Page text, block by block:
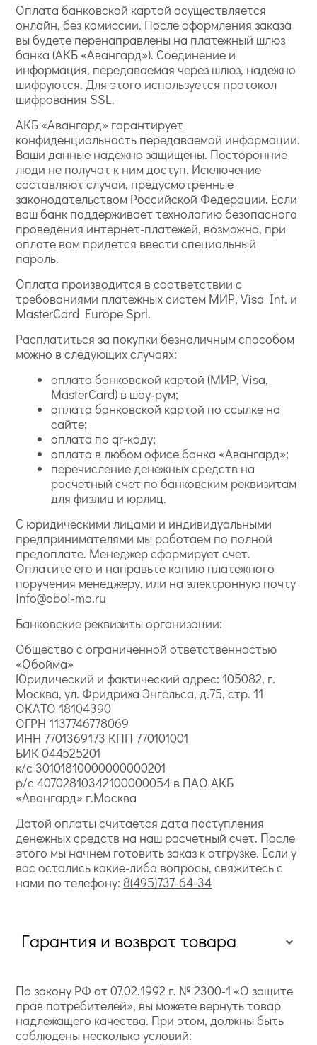
Оплата банковской картой осуществляется
онлайн, без комиссии. После оформления заказа
вы будете перенаправлены на платежный шлюз
банка (АКБ «Авангард»). Соединение и
информация, передаваемая через шлюз, надежно
шифруются. Для этого используется протокол
шифрования SSL.
АКБ «Авангард» гарантирует
конфиденциальность передаваемой информации.
Ваши данные надежно защищены. Посторонние
люди не получат к ним доступ. Исключение
составляют случаи, предусмотренные
законодательством Российской Федерации. Если
ваш банк поддерживает технологию безопасного
проведения интернет-платежей, возможно, при
оплате вам придется ввести специальный
пароль.
Оплата производится в соответствии с
требованиями платежных систем МИР, Visa Int. и
MasterCard Europe Sprl.
Расплатиться за покупки безналичным способом
можно в следующих случаях:
оплата банковской картой (МИР, Visa,
MasterCard) в шоу-рум;
оплата банковской картой по ссылке на
сайте;
оплата по qr-коду;
оплата в любом офисе банка «Авангард»;
перечисление денежных средств на
расчетный счет по банковским реквизитам
для физлиц и юрлиц.
С юридическими лицами и индивидуальными
предпринимателями мы работаем по полной
предоплате. Менеджер сформирует счет.
Оплатите его и направьте копию платежного
поручения менеджеру, или на электронную почту
info@oboi-ma.ru
Банковские реквизиты организации:
Общество с ограниченной ответственностью
«Обойма»
Юридический и фактический адрес: 105082, г.
Москва, ул. Фридриха Энгельса, д.75, стр. 11
ОКАТО 18104390
ОГРН 1137746778069
ИНН 7701369173 КПП 770101001
БИК 044525201
к/с 30101810000000000201
р/с 40702810342100000054 в ПАО АКБ
«Авангард» г.Москва
Датой оплаты считается дата поступления
денежных средств на наш расчетный счет. После
этого мы начнем готовить заказ к отгрузке. Если у
вас остались какие-либо вопросы, свяжитесь с
нами по телефону: 8(495)737-64-34
Гарантия и возврат товара
По закону РФ от 07.02.1992 г. № 2300-1 «О защите
прав потребителей», вы можете вернуть товар
надлежащего качества. При этом, должны быть
соблюдены несколько условий: